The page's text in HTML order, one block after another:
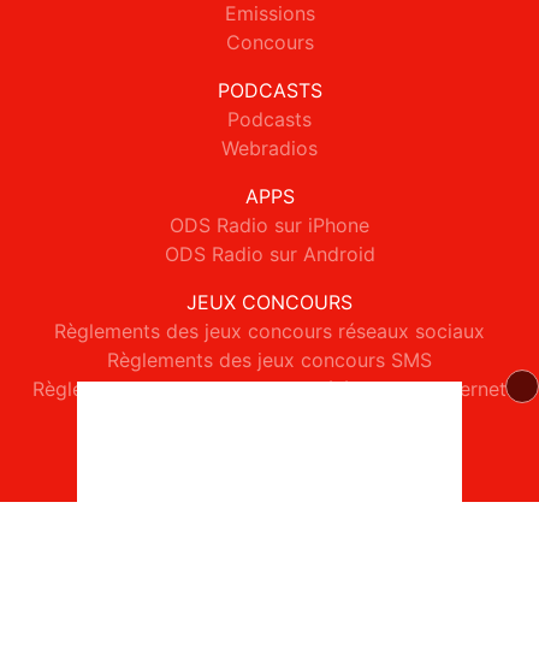
Emissions
Concours
PODCASTS
Podcasts
Webradios
APPS
ODS Radio sur iPhone
ODS Radio sur Android
JEUX CONCOURS
Règlements des jeux concours réseaux sociaux
Règlements des jeux concours SMS
Règlements des jeux concours téléphone et internet